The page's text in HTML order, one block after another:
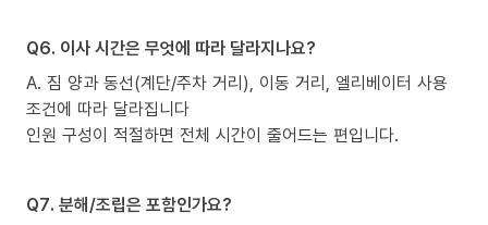
Q6. 이사 시간은 무엇에 따라 달라지나요?
A. 짐 양과 동선(계단/주차 거리), 이동 거리, 엘리베이터 사용
조건에 따라 달라집니다
인원 구성이 적절하면 전체 시간이 줄어드는 편입니다.
Q7. 분해/조립은 포함인가요?